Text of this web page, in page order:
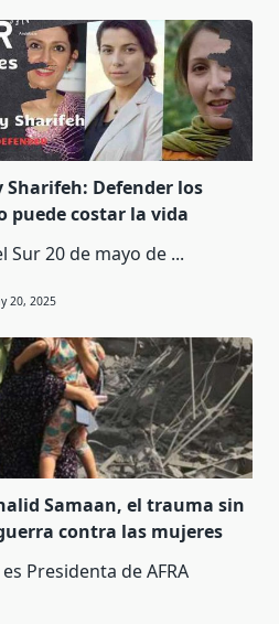
Defender los
puede costar la vida
Sur 20 de mayo de ...
20, 2025
Samaan, el trauma sin
contra las mujeres
Presidenta de AFRA